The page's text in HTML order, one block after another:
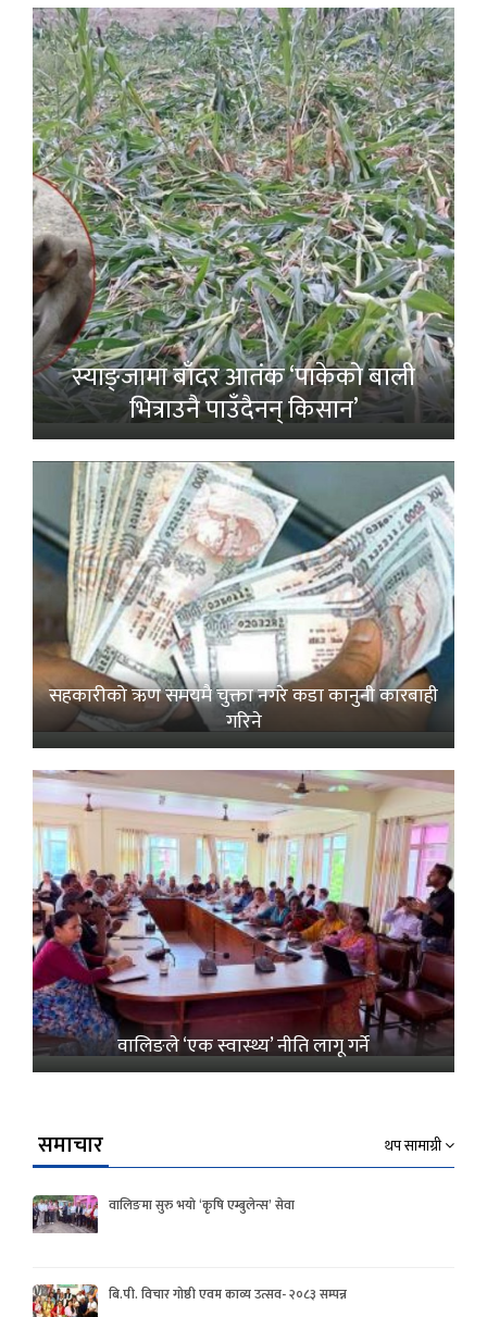
स्याङ्जामा बाँदर आतंक ‘पाकेको बाली
भित्राउनै पाउँदैनन् किसान’
सहकारीको ऋण समयमै चुक्ता नगरे कडा कानुनी कारबाही
गरिने
वालिङले ‘एक स्वास्थ्य’ नीति लागू गर्ने
समाचार थप सामाग्री
वालिङमा सुरु भयो ‘कृषि एम्बुलेन्स’ सेवा
बि.पी. विचार गोष्ठी एवम काव्य उत्सव- २०८३ सम्पन्न